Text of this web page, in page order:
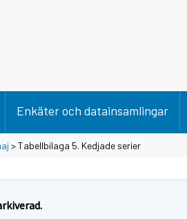
Enkäter och datainsamlingar
> Tabellbilaga 5. Kedjade serier